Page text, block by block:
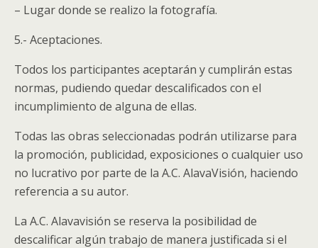
– Lugar donde se realizo la fotografía.
5.- Aceptaciones.
Todos los participantes aceptarán y cumplirán estas
normas, pudiendo quedar descalificados con el
incumplimiento de alguna de ellas.
Todas las obras seleccionadas podrán utilizarse para
la promoción, publicidad, exposiciones o cualquier uso
no lucrativo por parte de la A.C. AlavaVisión, haciendo
referencia a su autor.
La A.C. Alavavisión se reserva la posibilidad de
descalificar algún trabajo de manera justificada si el